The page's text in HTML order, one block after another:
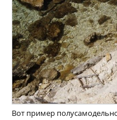
Вот пример